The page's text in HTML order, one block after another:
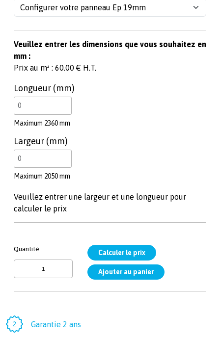
Veuillez entrer les dimensions que vous souhaitez en
mm :
Prix au m² : 60.00 € H.T.
Longueur (mm)
Maximum 2360 mm
Largeur (mm)
Maximum 2050 mm
Veuillez entrer une largeur et une longueur pour
calculer le prix
Quantité
Garantie 2 ans